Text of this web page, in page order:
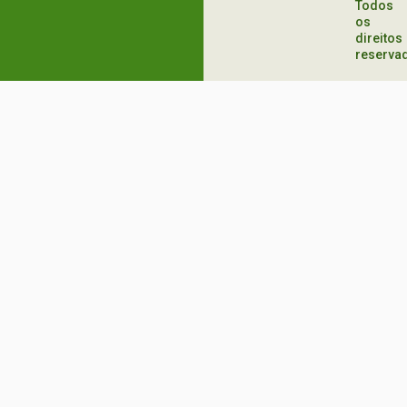
Todos
os
direitos